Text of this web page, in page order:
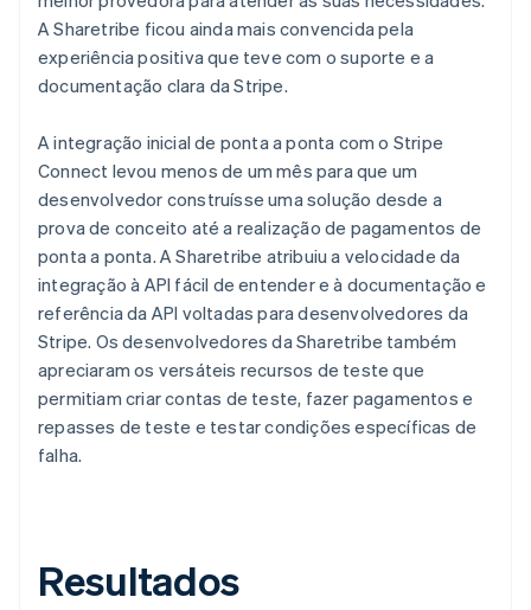
A Sharetribe ficou ainda mais convencida pela
experiência positiva que teve com o suporte e a
documentação clara da Stripe.
A integração inicial de ponta a ponta com o Stripe
Connect levou menos de um mês para que um
desenvolvedor construísse uma solução desde a
prova de conceito até a realização de pagamentos de
ponta a ponta. A Sharetribe atribuiu a velocidade da
integração à API fácil de entender e à documentação e
referência da API voltadas para desenvolvedores da
Stripe. Os desenvolvedores da Sharetribe também
apreciaram os versáteis recursos de teste que
permitiam criar contas de teste, fazer pagamentos e
repasses de teste e testar condições específicas de
falha.
Resultados